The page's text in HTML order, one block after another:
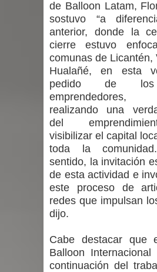
de Balloon Latam,
sostuvo “a
anterior, donde la
cierre estuvo
comunas de Licantén,
Hualañé, en esta
pedido de los
realizando una
del
visibilizar el capital
toda la
sentido, la invitación
de esta actividad e
este proceso de
redes que impulsan
dijo.
Cabe destacar que
Balloon
continuación del